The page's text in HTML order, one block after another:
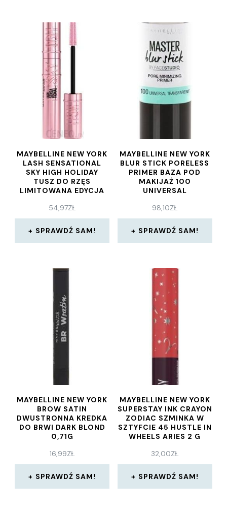
MAYBELLINE NEW YORK
LASH SENSATIONAL
SKY HIGH HOLIDAY
TUSZ DO RZĘS
LIMITOWANA EDYCJA
54,97ZŁ
SPRAWDŹ SAM!
MAYBELLINE NEW YORK
BLUR STICK PORELESS
PRIMER BAZA POD
MAKIJAŻ 100
UNIVERSAL
98,10ZŁ
SPRAWDŹ SAM!
MAYBELLINE NEW YORK
BROW SATIN
DWUSTRONNA KREDKA
DO BRWI DARK BLOND
0,71G
16,99ZŁ
SPRAWDŹ SAM!
MAYBELLINE NEW YORK
SUPERSTAY INK CRAYON
ZODIAC SZMINKA W
SZTYFCIE 45 HUSTLE IN
WHEELS ARIES 2 G
32,00ZŁ
SPRAWDŹ SAM!